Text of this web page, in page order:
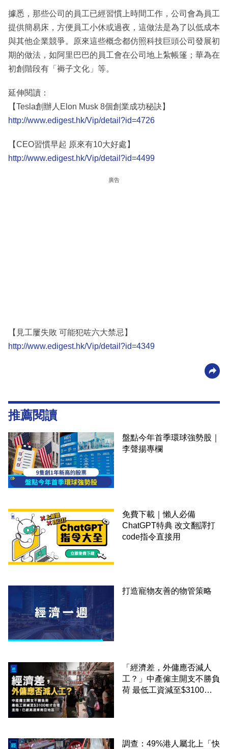
據悉，那些公司的員工已經習慣上時間工作，公司會為員工
提供簡易床，方便員工小休或過夜，這做法是為了以低成本
與其他企業競爭。原來這些概念都仿照科技巨頭公司發展初
期的做法，如阿里巴巴的員工會在公司地上紮帳篷；華為在
初創階段有「褥子文化」等。
延伸閱讀：
【Tesla創辦人Elon Musk 8個創業成功秘訣】
http://www.edigest.hk/Vip/detail?id=4726
【CEO習慣早起 原來有10大好處】
http://www.edigest.hk/Vip/detail?id=4499
廣告
【見工屢失敗 可能犯咗六大禁忌】
http://www.edigest.hk/Vip/detail?id=4349
推薦閱讀
盤點今年首季環球強勢股｜
李聲揚專欄
免費下載｜懶人必備
ChatGPT特典 改文翻譯打
code指令直接用
打造寵物友善的物管策略
「經濟差，外傭應否減人
工？」中產僱主開支不勝負
荷 最低工資減至$3100蚊
調查：49%港人屬北上「快